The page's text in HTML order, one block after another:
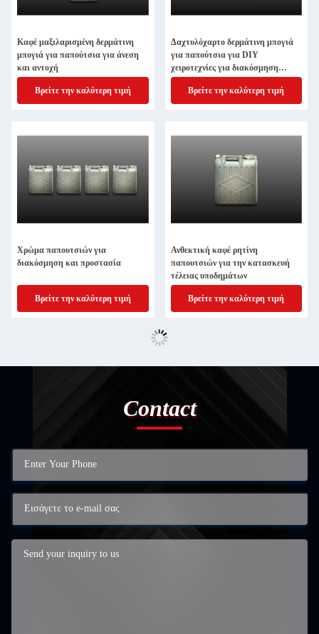
Καφέ μαξιλαρισμένη δερμάτινη
μπογιά για παπούτσια για άνεση
και αντοχή
Βρείτε την καλύτερη τιμή
Δαχτυλόχαρτο δερμάτινη μπογιά
για παπούτσια για DIY
χειροτεχνίες για διακόσμηση
παπουτσιών
Βρείτε την καλύτερη τιμή
Χρώμα παπουτσιών για
διακόσμηση και προστασία
Βρείτε την καλύτερη τιμή
Ανθεκτική καφέ ρητίνη
παπουτσιών για την κατασκευή
τέλειας υποδημάτων
Βρείτε την καλύτερη τιμή
Contact